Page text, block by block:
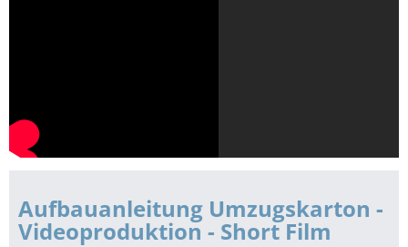
Aufbauanleitung Umzugskarton -
Videoproduktion - Short Film